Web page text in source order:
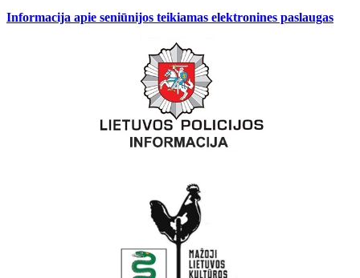
Informacija apie seniūnijos teikiamas elektronines paslaugas